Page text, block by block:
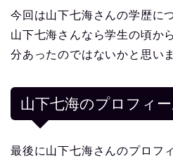
今回は山下七海さんの学歴に
山下七海さんなら学生の頃か
分あったのではないかと思い
山下七海のプロフィ
最後に山下七海さんのプロフ